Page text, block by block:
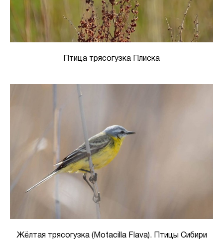
Птица трясогузка Плиска
Жёлтая трясогузка (Motacilla Flava). Птицы Сибири